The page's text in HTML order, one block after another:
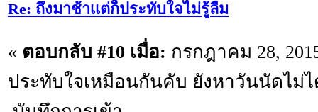
Re: ถึงมาช้าเเต่ก็ประทับใจไม่รู้ลืม
« ตอบกลับ #10 เมื่อ: กรกฎาคม 28,
ประทับใจเหมือนกันคับ ยังหาวันนัดไม่ไ